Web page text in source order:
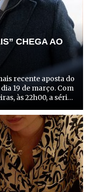
CHEGA AO
recente aposta do
19 de março. Com
às 22h00, a série
de In...